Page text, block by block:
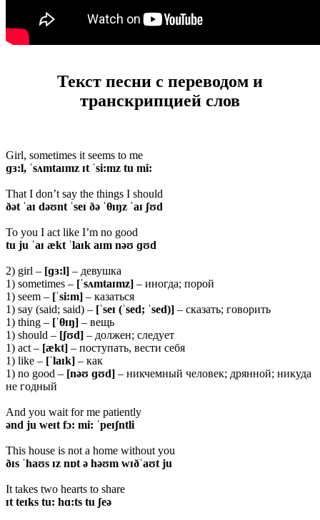
Текст песни с переводом и
транскрипцией слов
Girl, sometimes it seems to me
ɡɜ:l, ˈsʌmtaɪmz ɪt ˈsi:mz tu mi:
That I don’t say the things I should
ðət ˈaɪ dəʊnt ˈseɪ ðə ˈθɪŋz ˈaɪ ʃʊd
To you I act like I’m no good
tu ju ˈaɪ ækt ˈlaɪk aɪm nəʊ ɡʊd
2) girl – [ɡɜ:l] – девушка
1) sometimes – [ˈsʌmtaɪmz] – иногда; порой
1) seem – [ˈsi:m] – казаться
1) say (said; said) – [ˈseɪ (ˈsed; ˈsed)] – сказать; говорить
1) thing – [ˈθɪŋ] – вещь
1) should – [ʃʊd] – должен; следует
1) act – [ækt] – поступать, вести себя
1) like – [ˈlaɪk] – как
1) no good – [nəʊ ɡʊd] – никчемный человек; дрянной; никуда
не годный
And you wait for me patiently
ənd ju weɪt fɔ: mi: ˈpeɪʃntli
This house is not a home without you
ðɪs ˈhaʊs ɪz nɒt ə həʊm wɪðˈaʊt ju
It takes two hearts to share
ɪt teɪks tu: hɑ:ts tu ʃeə